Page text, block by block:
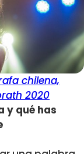
chilena,
2020
y qué has